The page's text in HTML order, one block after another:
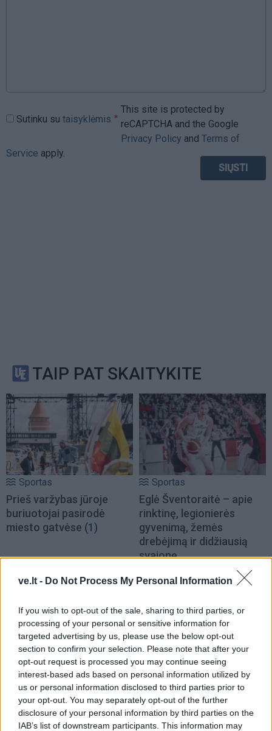
ve.lt - Do Not Process My Personal Information
If you wish to opt-out of the sale, sharing to third parties, or
processing of your personal or sensitive information for
targeted advertising by us, please use the below opt-out
section to confirm your selection. Please note that after your
opt-out request is processed you may continue seeing
interest-based ads based on personal information utilized by
us or personal information disclosed to third parties prior to
your opt-out. You may separately opt-out of the further
disclosure of your personal information by third parties on the
IAB’s list of downstream participants. This information may
Sutinku su taisyklėmis
This site is protected by
reCAPTCHA and the Google
Privacy Policy and Terms of
Service apply.
TAIP PAT SKAITYKITE
Sportas
Prieš varžybas jūroje
buriuotojai pasirodė
miesto gatvėse (1)
Sportas
Eglė Šventoraitė – apie
rinktinę, legionierės
gyvenimą, žemės
drebėjimą ir didžiausią
svajonę
Sportas
Jasikevičiaus vedami
Lietuvos vaikinai patiesė
serbus
Sportas
Trijų setų dramą laimėjęs
Butvilas pateko į
„Challenger“ turnyro
pusfinalį